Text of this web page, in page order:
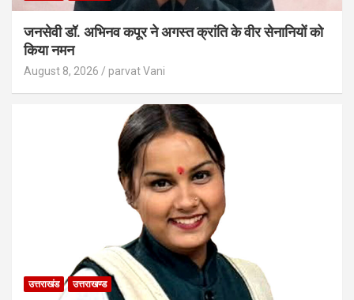
जनसेवी डॉ. अभिनव कपूर ने अगस्त क्रांति के वीर सेनानियों को
किया नमन
August 8, 2026 parvat Vani
उत्तराखंड उत्तराखण्ड